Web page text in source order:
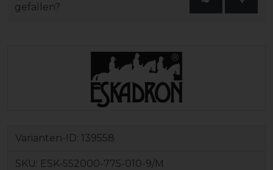
gefallen?
Varianten-ID: 139558
SKU: ESK-552000-775-010-9/M